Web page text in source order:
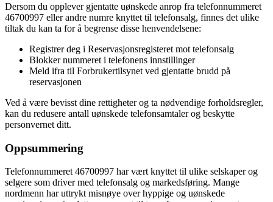
Dersom du opplever gjentatte uønskede anrop fra telefonnummeret
46700997 eller andre numre knyttet til telefonsalg, finnes det ulike
tiltak du kan ta for å begrense disse henvendelsene:
Registrer deg i Reservasjonsregisteret mot telefonsalg
Blokker nummeret i telefonens innstillinger
Meld ifra til Forbrukertilsynet ved gjentatte brudd på
reservasjonen
Ved å være bevisst dine rettigheter og ta nødvendige forholdsregler,
kan du redusere antall uønskede telefonsamtaler og beskytte
personvernet ditt.
Oppsummering
Telefonnummeret 46700997 har vært knyttet til ulike selskaper og
selgere som driver med telefonsalg og markedsføring. Mange
nordmenn har uttrykt misnøye over hyppige og uønskede